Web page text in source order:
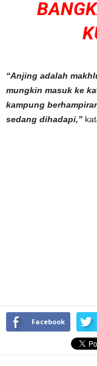
“Anjing adalah
mungkin masuk ke
kampung
sedang dihadapi,”
Facebook